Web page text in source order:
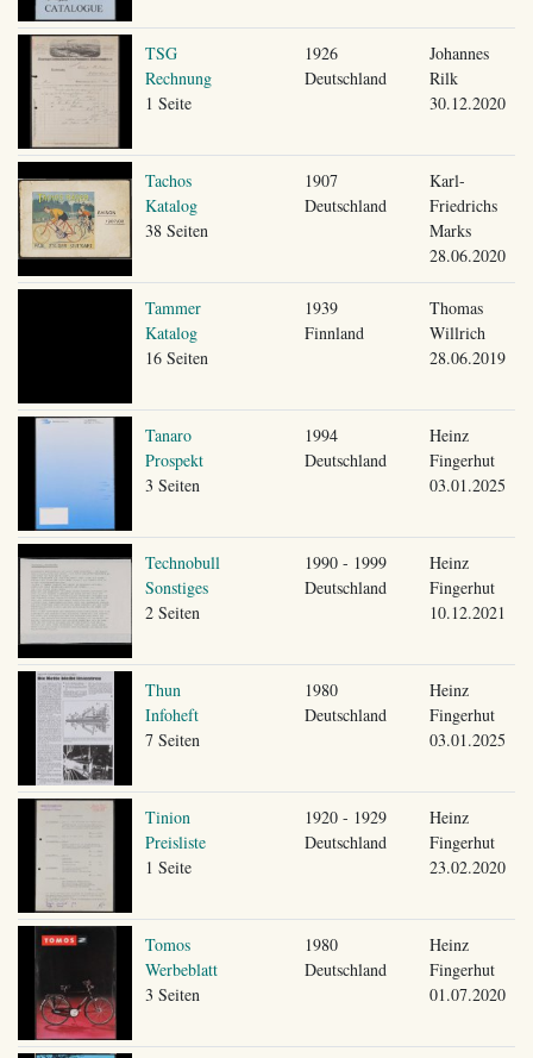
TSG
Rechnung
1 Seite
1926
Deutschland
Johannes
Rilk
30.12.2020
Tachos
Katalog
38 Seiten
1907
Deutschland
Karl-
Friedrichs
Marks
28.06.2020
Tammer
Katalog
16 Seiten
1939
Finnland
Thomas
Willrich
28.06.2019
Tanaro
Prospekt
3 Seiten
1994
Deutschland
Heinz
Fingerhut
03.01.2025
Technobull
Sonstiges
2 Seiten
1990 - 1999
Deutschland
Heinz
Fingerhut
10.12.2021
Thun
Infoheft
7 Seiten
1980
Deutschland
Heinz
Fingerhut
03.01.2025
Tinion
Preisliste
1 Seite
1920 - 1929
Deutschland
Heinz
Fingerhut
23.02.2020
Tomos
Werbeblatt
3 Seiten
1980
Deutschland
Heinz
Fingerhut
01.07.2020